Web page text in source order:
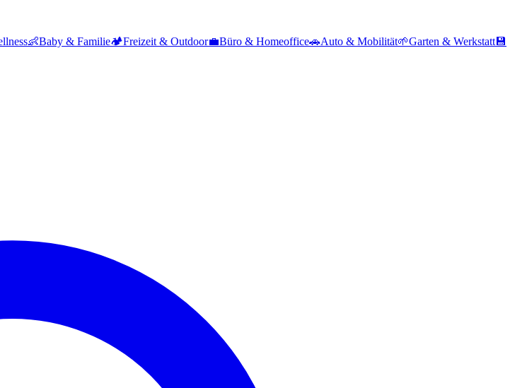
👶Baby & Familie🏕️Freizeit & Outdoor💼Büro & Homeoffice🚗Auto & Mobilität🌱Garten & Werkstatt 💾